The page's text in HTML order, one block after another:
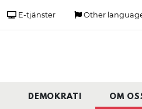
E-tjänster Other
DEMOKRATI OM